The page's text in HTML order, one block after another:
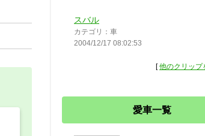
スバル
カテゴリ：車
2004/12/17 08:02:53
[他のクリップ
愛車一覧